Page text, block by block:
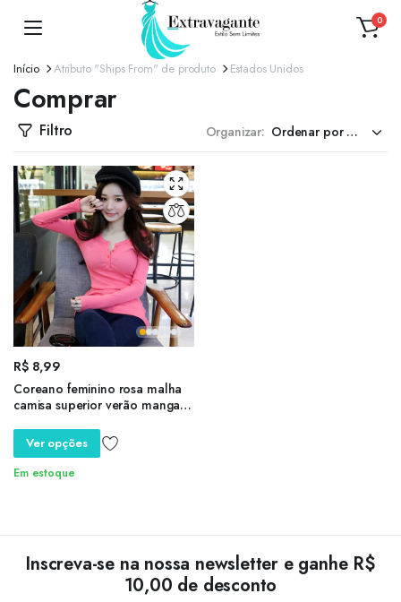
0
Início Atributo "Ships From" de produto Estados Unidos
Comprar
Filtro Organizar:
R$8,99
Coreano feminino rosa malha
camisa superior verão manga
blusa casual magro camisas
roupas
Ver opções
Em estoque
Inscreva-se na nossa newsletter e ganhe R$
10,00 de desconto